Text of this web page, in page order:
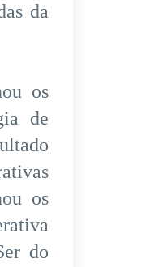
da
os
de
os
do